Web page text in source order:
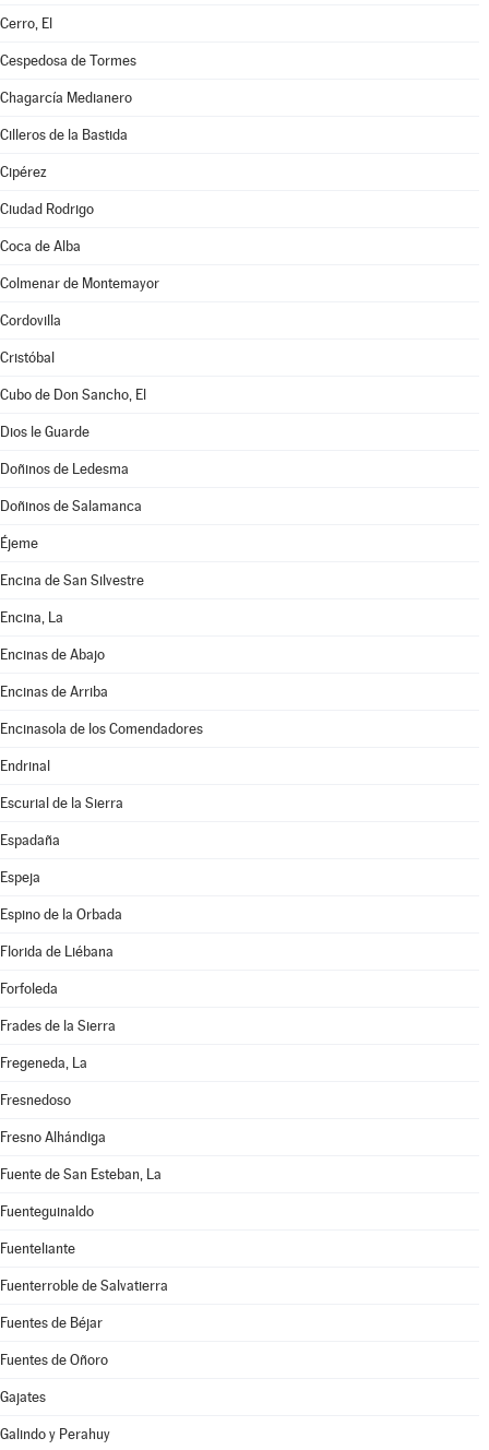
Cerro, El
Cespedosa de Tormes
Chagarcía Medianero
Cilleros de la Bastida
Cipérez
Ciudad Rodrigo
Coca de Alba
Colmenar de Montemayor
Cordovilla
Cristóbal
Cubo de Don Sancho, El
Dios le Guarde
Doñinos de Ledesma
Doñinos de Salamanca
Éjeme
Encina de San Silvestre
Encina, La
Encinas de Abajo
Encinas de Arriba
Encinasola de los Comendadores
Endrinal
Escurial de la Sierra
Espadaña
Espeja
Espino de la Orbada
Florida de Liébana
Forfoleda
Frades de la Sierra
Fregeneda, La
Fresnedoso
Fresno Alhándiga
Fuente de San Esteban, La
Fuenteguinaldo
Fuenteliante
Fuenterroble de Salvatierra
Fuentes de Béjar
Fuentes de Oñoro
Gajates
Galindo y Perahuy